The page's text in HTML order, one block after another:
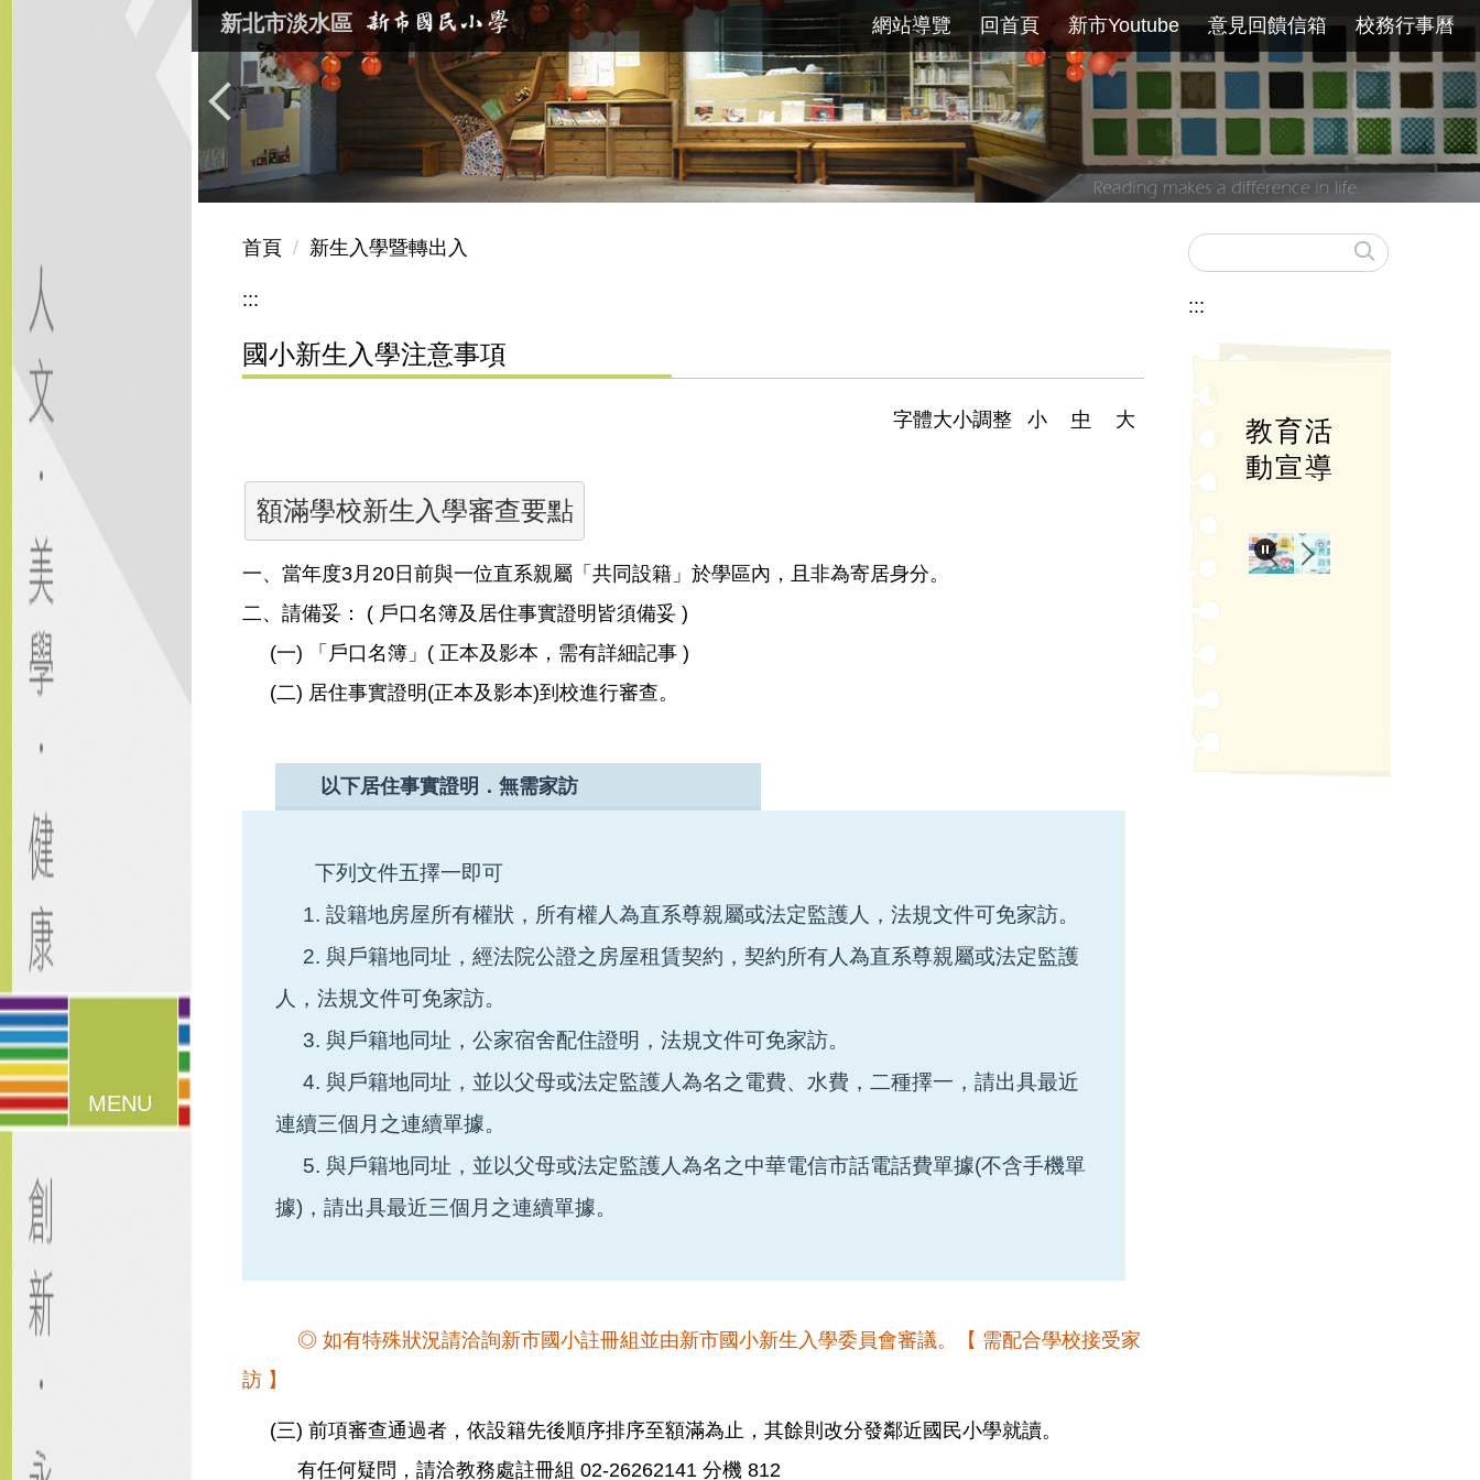
新北市淡水區 網站導覽 回首頁 新市Youtube 意見回饋信箱 校務行事曆
漢堡鈕
選單
首頁 新生入學暨轉出入
:::
國小新生入學注意事項
字體大小調整 小 中 大
額滿學校新生入學審查要點
一、當年度3月20日前與一位直系親屬「共同設籍」於學區內，且非為寄居身分。
二、請備妥： ( 戶口名簿及居住事實證明皆須備妥 )
(一) 「戶口名簿」( 正本及影本，需有詳細記事 )
(二) 居住事實證明(正本及影本)到校進行審查。
以下居住事實證明．無需家訪
下列文件五擇一即可
1. 設籍地房屋所有權狀，所有權人為直系尊親屬或法定監護人，法規文件可免家訪。
2. 與戶籍地同址，經法院公證之房屋租賃契約，契約所有人為直系尊親屬或法定監護
人，法規文件可免家訪。
3. 與戶籍地同址，公家宿舍配住證明，法規文件可免家訪。
4. 與戶籍地同址，並以父母或法定監護人為名之電費、水費，二種擇一，請出具最近
連續三個月之連續單據。
5. 與戶籍地同址，並以父母或法定監護人為名之中華電信市話電話費單據(不含手機單
據)，請出具最近三個月之連續單據。
◎ 如有特殊狀況請洽詢新市國小註冊組並由新市國小新生入學委員會審議。【 需配合學校接受家
訪 】
(三) 前項審查通過者，依設籍先後順序排序至額滿為止，其餘則改分發鄰近國民小學就讀。
有任何疑問，請洽教務處註冊組 02-26262141 分機 812
:::
教育活
動宣導